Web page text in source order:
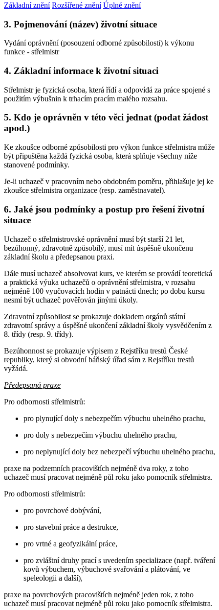
Základní znění Rozšířené znění Úplné znění
3. Pojmenování (název) životní situace
Vydání oprávnění (posouzení odborné způsobilosti) k výkonu
funkce - střelmistr
4. Základní informace k životní situaci
Střelmistr je fyzická osoba, která řídí a odpovídá za práce spojené s
použitím výbušnin k trhacím pracím malého rozsahu.
5. Kdo je oprávněn v této věci jednat (podat žádost
apod.)
Ke zkoušce odborné způsobilosti pro výkon funkce střelmistra může
být připuštěna každá fyzická osoba, která splňuje všechny níže
stanovené podmínky.
Je-li uchazeč v pracovním nebo obdobném poměru, přihlašuje jej ke
zkoušce střelmistra organizace (resp. zaměstnavatel).
6. Jaké jsou podmínky a postup pro řešení životní
situace
Uchazeč o střelmistrovské oprávnění musí být starší 21 let,
bezúhonný, zdravotně způsobilý, musí mít úspěšně ukončenu
základní školu a předepsanou praxi.
Dále musí uchazeč absolvovat kurs, ve kterém se provádí teoretická
a praktická výuka uchazečů o oprávnění střelmistra, v rozsahu
nejméně 100 vyučovacích hodin v patnácti dnech; po dobu kursu
nesmí být uchazeč pověřován jinými úkoly.
Zdravotní způsobilost se prokazuje dokladem orgánů státní
zdravotní správy a úspěšné ukončení základní školy vysvědčením z
8. třídy (resp. 9. třídy).
Bezúhonnost se prokazuje výpisem z Rejstříku trestů České
republiky, který si obvodní báňský úřad sám z Rejstříku trestů
vyžádá.
Předepsaná praxe
Pro odbornosti střelmistrů:
pro plynující doly s nebezpečím výbuchu uhelného prachu,
pro doly s nebezpečím výbuchu uhelného prachu,
pro neplynující doly bez nebezpečí výbuchu uhelného prachu,
praxe na podzemních pracovištích nejméně dva roky, z toho
uchazeč musí pracovat nejméně půl roku jako pomocník střelmistra.
Pro odbornosti střelmistrů:
pro povrchové dobývání,
pro stavební práce a destrukce,
pro vrtné a geofyzikální práce,
pro zvláštní druhy prací s uvedením specializace (např. tváření
kovů výbuchem, výbuchové svařování a plátování, ve
speleologii a další),
praxe na povrchových pracovištích nejméně jeden rok, z toho
uchazeč musí pracovat nejméně půl roku jako pomocník střelmistra.